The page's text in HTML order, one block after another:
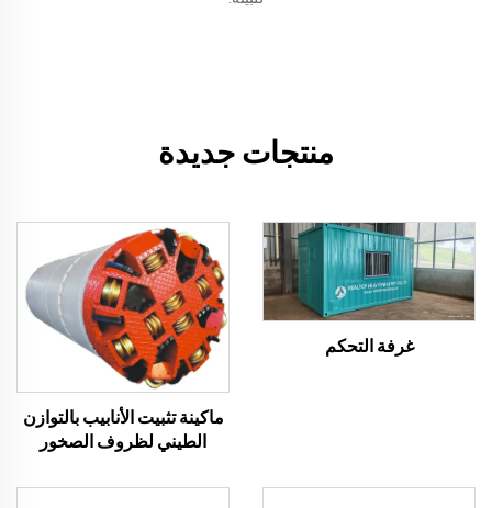
منتجات جديدة
غرفة التحكم
ماكينة تثبيت الأنابيب بالتوازن
الطيني لظروف الصخور